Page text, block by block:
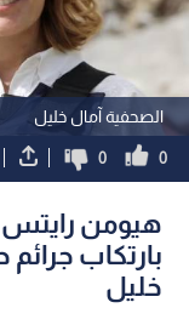
الصحفية آمال خليل
0
0
هيومن
بارتكاب
خليل